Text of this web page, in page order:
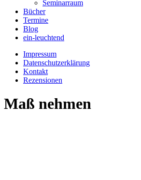
Seminarraum
Bücher
Termine
Blog
ein-leuchtend
Impressum
Datenschutzerklärung
Kontakt
Rezensionen
Maß nehmen